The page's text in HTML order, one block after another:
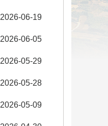
2026-06-19
2026-06-05
2026-05-29
2026-05-28
2026-05-09